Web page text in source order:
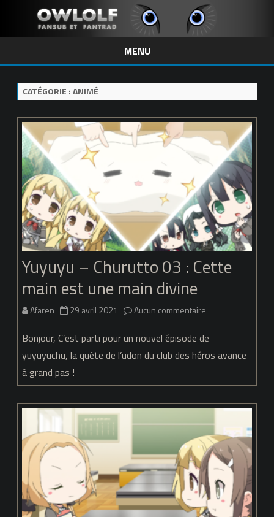
MENU
Skip
to
CATÉGORIE :ANIMÉ
Yuyuyu – Churutto 03 : Cette
main est une main divine
Afaren 29 avril 2021 Aucun commentaire
–
Cette
main
est
une
Bonjour, C’est parti pour un nouvel épisode de
yuyuyuchu, la quête de l’udon du club des héros avance
à grand pas !